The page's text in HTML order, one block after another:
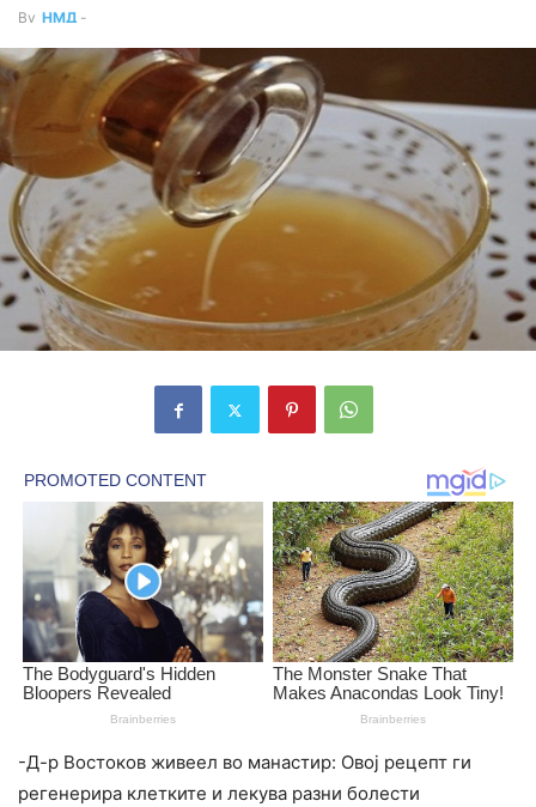
By НМД -
-Д-р Востоков живеел во манастир: Овој рецепт ги
регенерира клетките и лекува разни болести